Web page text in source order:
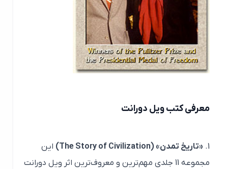
معرفی کتب ویل دورانت
«تاریخ تمدن» (The Story of Civilization)
این
مجموعه 11 جلدی مهم‌ترین و معروف‌ترین اثر ویل دورانت